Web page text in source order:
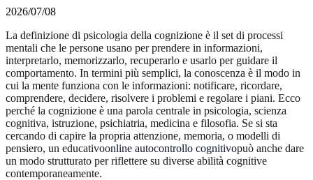
2026/07/08
La definizione di psicologia della cognizione è il set di processi
mentali che le persone usano per prendere in informazioni,
interpretarlo, memorizzarlo, recuperarlo e usarlo per guidare il
comportamento. In termini più semplici, la conoscenza è il modo in
cui la mente funziona con le informazioni: notificare, ricordare,
comprendere, decidere, risolvere i problemi e regolare i piani. Ecco
perché la cognizione è una parola centrale in psicologia, scienza
cognitiva, istruzione, psichiatria, medicina e filosofia. Se si sta
cercando di capire la propria attenzione, memoria, o modelli di
pensiero, un educativoonline autocontrollo cognitivopuò anche dare
un modo strutturato per riflettere su diverse abilità cognitive
contemporaneamente.